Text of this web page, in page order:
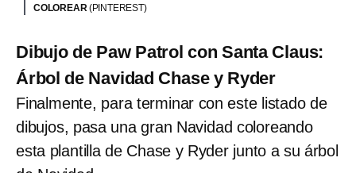
COLOREAR (PINTEREST)
Dibujo de Paw Patrol con Santa Claus:
Árbol de Navidad Chase y Ryder
Finalmente, para terminar con este listado de
dibujos, pasa una gran Navidad coloreando
esta plantilla de Chase y Ryder junto a su árbol